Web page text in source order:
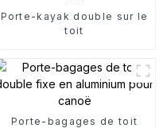
Porte-kayak double sur le
toit
Porte-bagages de toit